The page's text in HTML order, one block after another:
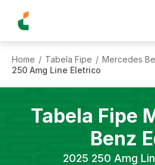
Home / Tabela Fipe / Mercedes
250 Amg Line Eletrico
Tabela Fipe
Benz
2025 250 Amg